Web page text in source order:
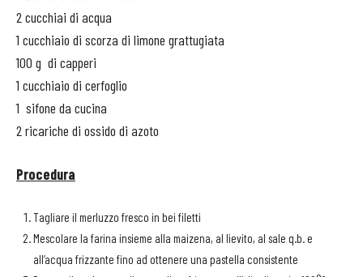
2 cucchiai di acqua
1 cucchiaio di scorza di limone grattugiata
100 g di capperi
1 cucchiaio di cerfoglio
1 sifone da cucina
2 ricariche di ossido di azoto
Procedura
Tagliare il merluzzo fresco in bei filetti
Mescolare la farina insieme alla maizena, al lievito, al sale q.b. e
all’acqua frizzante fino ad ottenere una pastella consistente